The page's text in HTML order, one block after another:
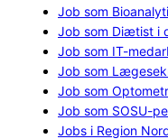
Job som
Job som Diætist i
Job som IT-
Job som
Job som
Job som SOSU-
Jobs i Region